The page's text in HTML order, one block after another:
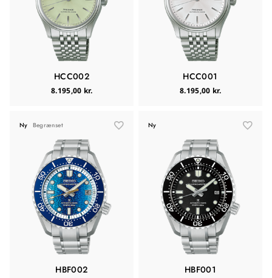
HCC002
8.195,00 kr.
HCC001
8.195,00 kr.
Ny Begrænset
HBF002
Ny
HBF001